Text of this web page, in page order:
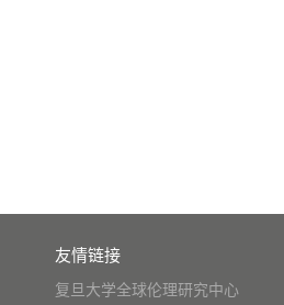
友情链接
复旦大学全球伦理研究中心